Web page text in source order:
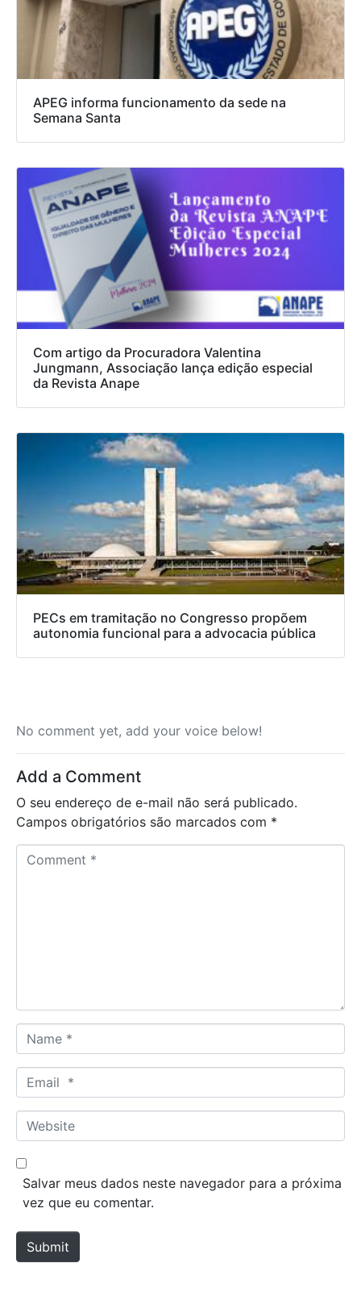
APEG informa funcionamento da sede na
Semana Santa
Com artigo da Procuradora Valentina
Jungmann, Associação lança edição especial
da Revista Anape
PECs em tramitação no Congresso propõem
autonomia funcional para a advocacia pública
No comment yet, add your voice below!
Add a Comment
O seu endereço de e-mail não será publicado.
Campos obrigatórios são marcados com *
a
m
*
m
a
*
W
e
b
e
Salvar meus dados neste navegador para a próxima
vez que eu comentar.
Submit